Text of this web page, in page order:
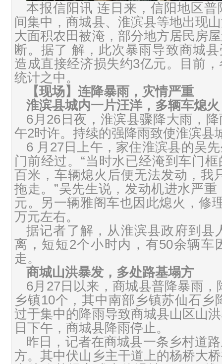
本报信阳讯 连日来，信阳地区
间集中，商城县、淮滨县等地出现
大面积农田被淹，部分地方居民房
断。据了 解，此次暴雨导致商城
造成直接经济损失约3亿元。目前
统计之中。
【现场】连降暴雨，灾情严重
淮滨县城内一片汪洋，多辆车熄火
6月26日夜，淮滨县骤降大雨，
午2时许。持续的强降雨致使淮滨县
6 月27日上午，家住淮滨县的吴
门前经过。“当时水已经淹到车门
百米，车辆熄火后便无法发动，我
拖走。”吴先生说，发动机进水严
元。另一辆雅阁车也因此熄火，修
万元左右。
据记者了解，从淮滨县政府到县
离，短短2个小时内，有50余辆车
走。
商城山洪暴发，多处路基塌方
6月27日以来，商城县普降暴雨
乡镇10个，其中南部乡镇苏仙石乡
过于集中的降雨导致商城县山区山
日下午，商城县降雨停止。
昨日，记者在商城县一条乡村道
方。其中伏山乡主干道上的杨桥大